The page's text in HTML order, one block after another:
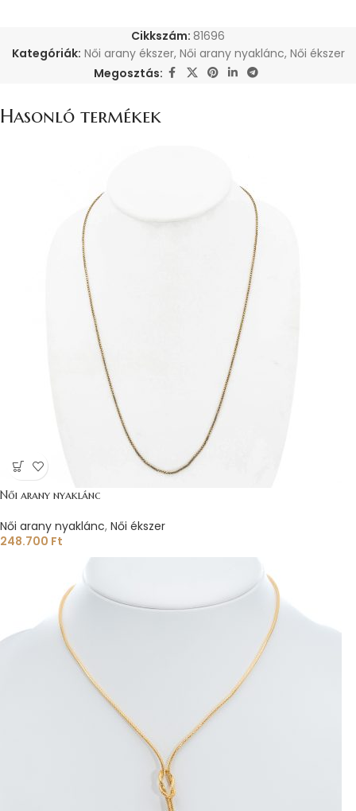
Cikkszám: 81696
Kategóriák: Női arany ékszer, Női arany nyaklánc, Női ékszer
Megosztás:
Hasonló termékek
Női arany nyaklánc
Női arany nyaklánc, Női ékszer
248.700 Ft